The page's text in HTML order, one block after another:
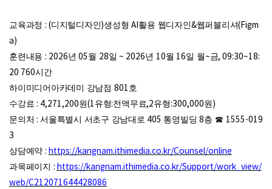
교육과정 : (디지털디자인)생성형AI활용 웹디자인&웹퍼블리셔(Figm
a)
훈련내용 : 2026년05 월 28일~ 2026년 10월 16일 월~금, 09:30~18:
20 760시간
하이미디어아카데미 강남점 801 호
수강료 : 4,271,200원(1 유형:전액무료,2유형:300,000원 )
문의처 : 서울특별시 서초구 강남대로 405 통영빌딩 8층 ☎ 1555-019
3
상담예약 : https://kangnam.ithimedia.co.kr/Counsel/online
과목페이지 : https://kangnam.ithimedia.co.kr/Support/work_view/
web/C212071644428086